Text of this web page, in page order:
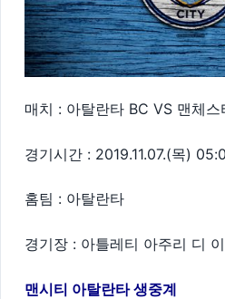
매치 : 아탈란타 BC VS 맨체스
경기시간 : 2019.11.07.(목)
홈팀 : 아탈란타
경기장 : 아틀레티 아주리 디
맨시티 아탈란타 생중계